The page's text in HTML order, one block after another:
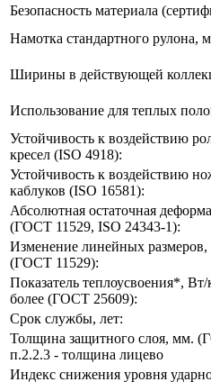
Безопасность материала
Намотка стандартного рулона,
Ширины в действующей
Использование для теплых
Устойчивость к воздействию
кресел (ISO 4918):
Устойчивость к воздействию
каблуков (ISO 16581):
Абсолютная остаточная
(ГОСТ 11529, ISO 24343-1):
Изменение линейных размеров,
(ГОСТ 11529):
Показатель теплоусвоения*,
более (ГОСТ 25609):
Срок службы, лет:
Толщина защитного слоя, мм.
п.2.2.3 - толщина лицево
Индекс снижения уровня